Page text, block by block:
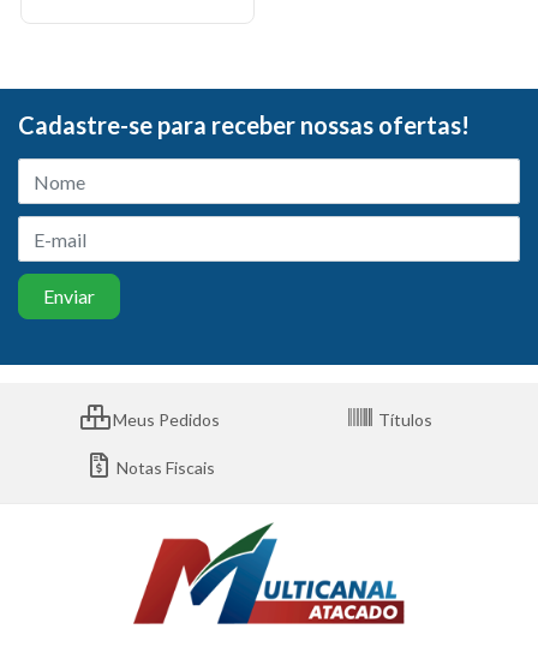
Cadastre-se para receber nossas ofertas!
Meus Pedidos Títulos
Notas Fiscais